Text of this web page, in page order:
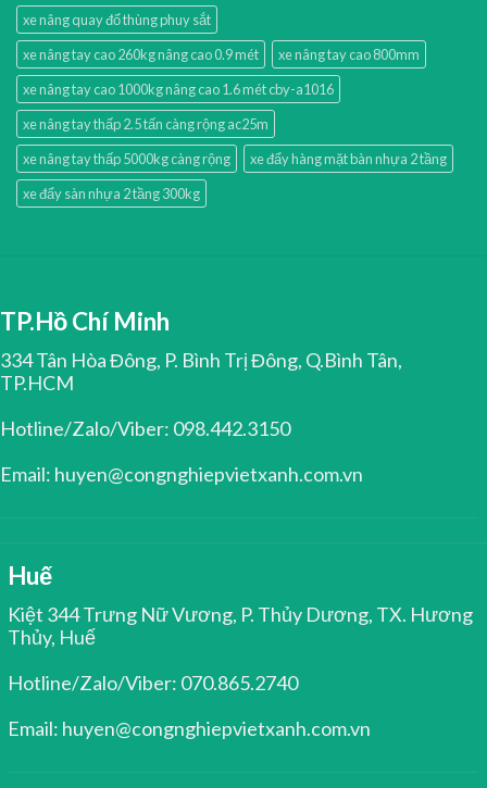
xe nâng quay đổ thùng phuy sắt
xe nâng tay cao 260kg nâng cao 0.9 mét
xe nâng tay cao 800mm
xe nâng tay cao 1000kg nâng cao 1.6 mét cby-a1016
xe nâng tay thấp 2.5 tấn càng rộng ac25m
xe nâng tay thấp 5000kg càng rộng
xe đẩy hàng mặt bàn nhựa 2 tầng
xe đẩy sàn nhựa 2 tầng 300kg
TP.Hồ Chí Minh
334 Tân Hòa Đông, P. Bình Trị Đông, Q.Bình Tân,
TP.HCM
Hotline/Zalo/Viber: 098.442.3150
Email: huyen@congnghiepvietxanh.com.vn
Huế
Kiệt 344 Trưng Nữ Vương, P. Thủy Dương, TX. Hương
Thủy, Huế
Hotline/Zalo/Viber: 070.865.2740
Email: huyen@congnghiepvietxanh.com.vn